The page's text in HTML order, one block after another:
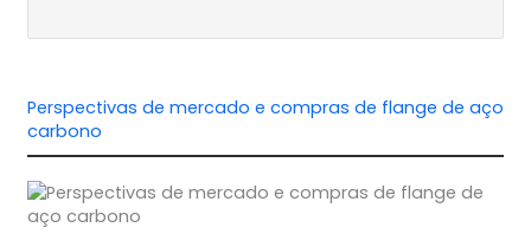
Perspectivas de mercado e compras de flange de aço
carbono